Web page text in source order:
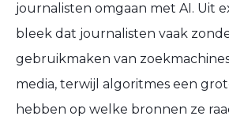
journalisten omgaan met AI. Uit
bleek dat journalisten vaak
gebruikmaken van
media, terwijl algoritmes een
hebben op welke bronnen ze